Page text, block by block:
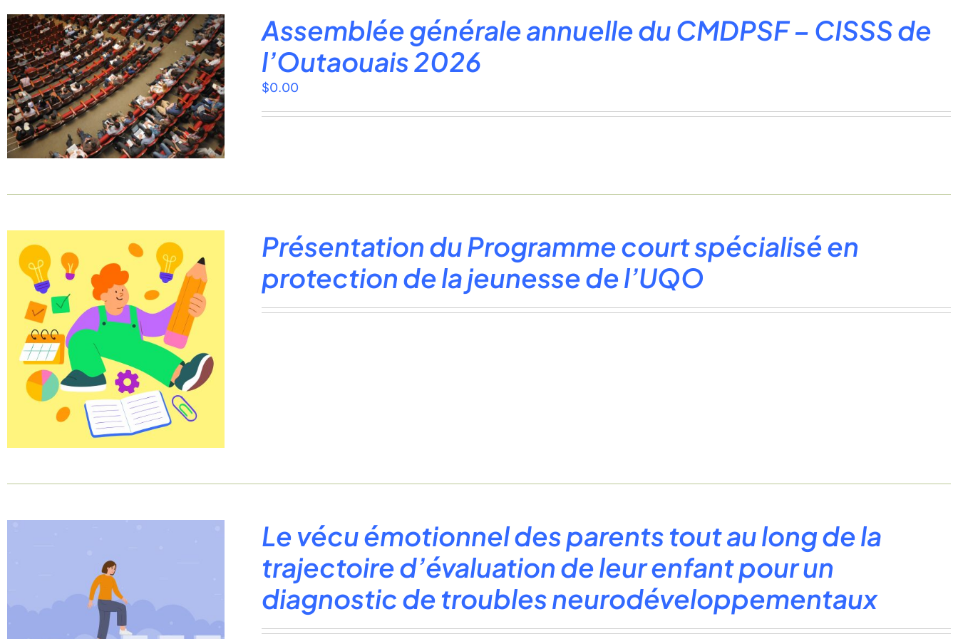
Assemblée générale annuelle du CMDPSF – CISSS de
l’Outaouais 2026
$0.00
Présentation du Programme court spécialisé en
protection de la jeunesse de l’UQO
Le vécu émotionnel des parents tout au long de la
trajectoire d’évaluation de leur enfant pour un
diagnostic de troubles neurodéveloppementaux